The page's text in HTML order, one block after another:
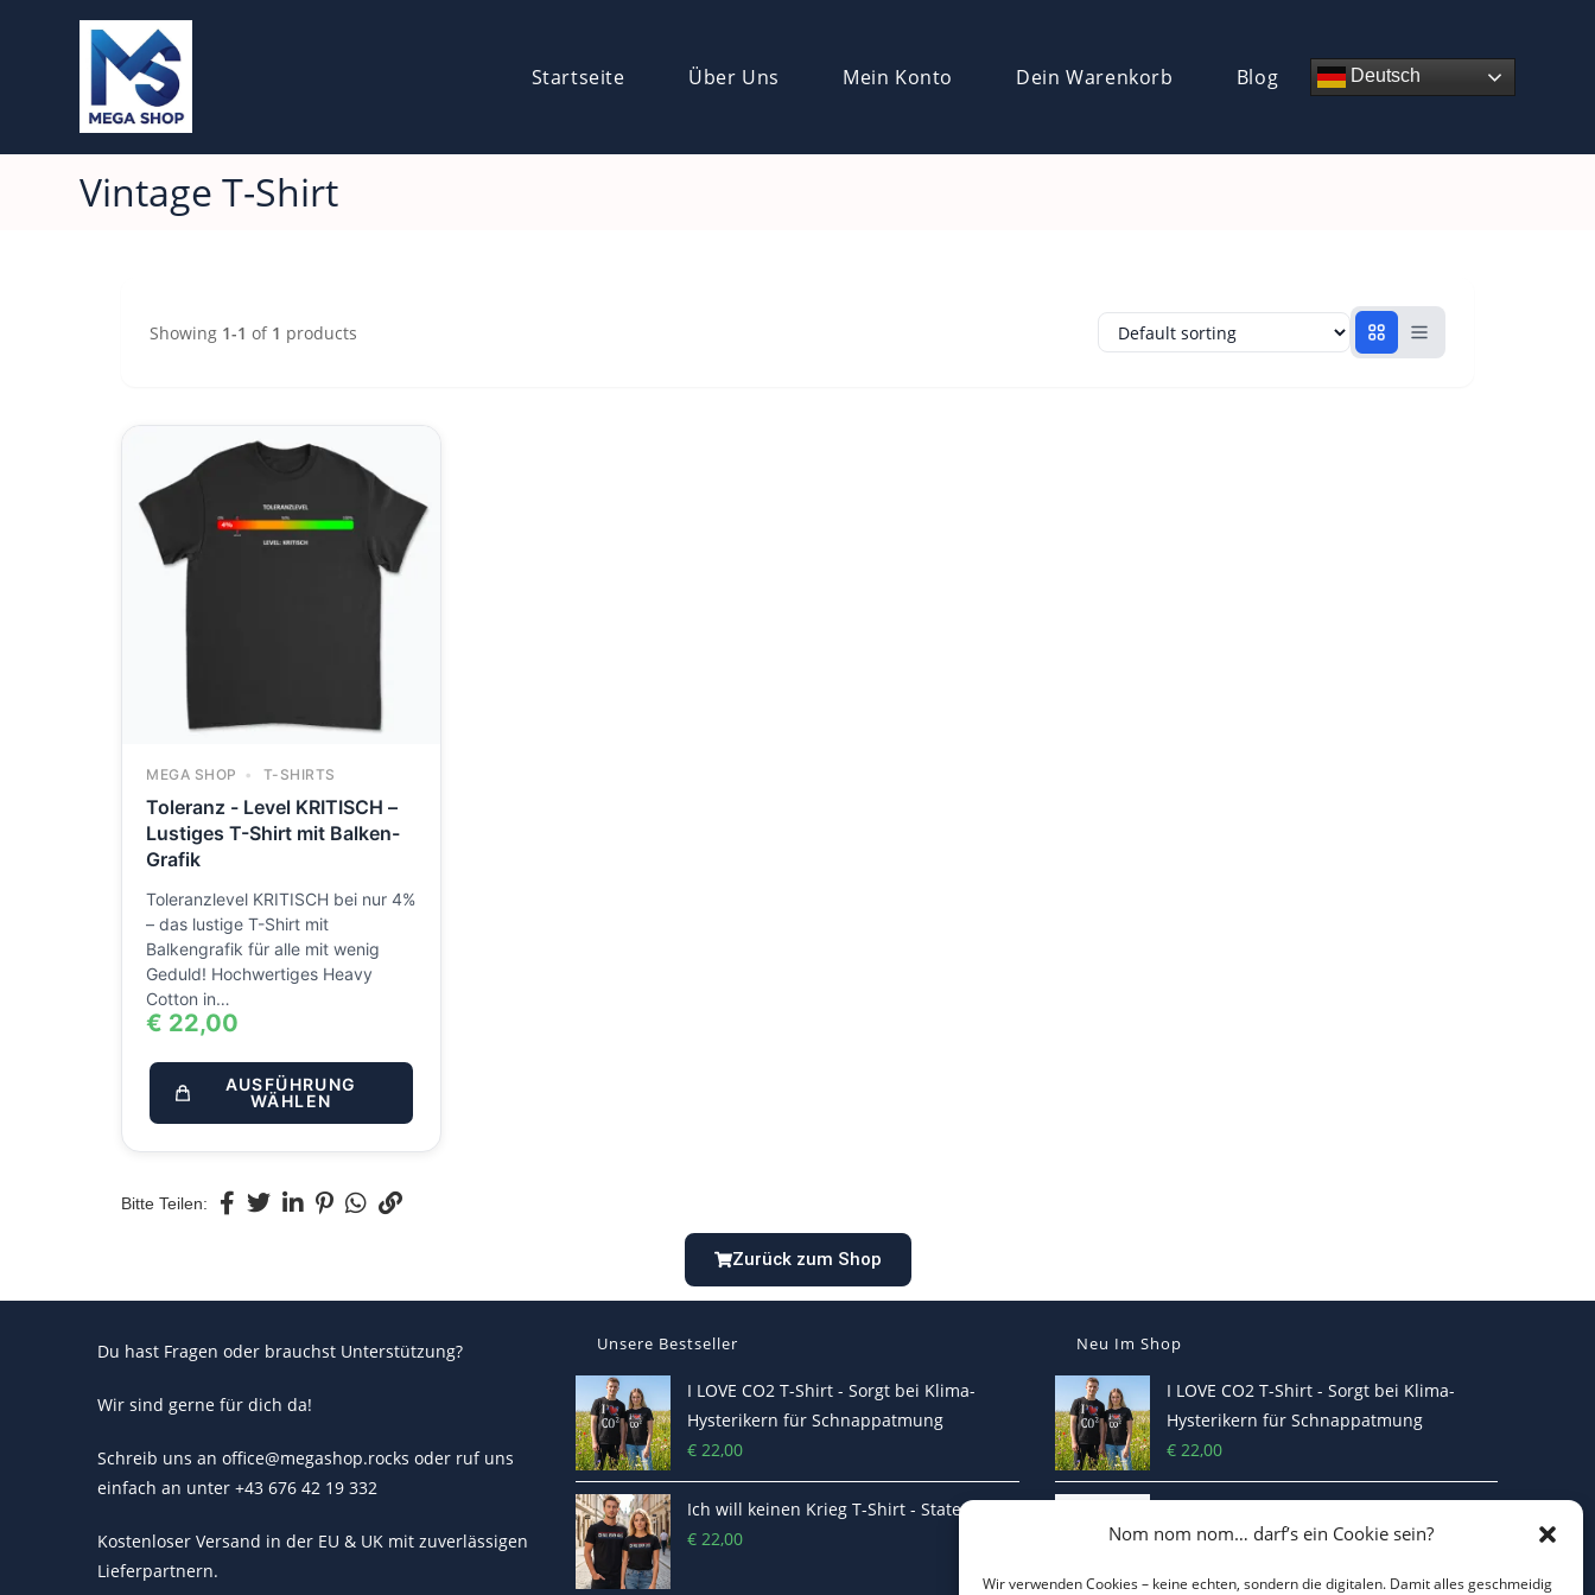
Nom nom nom… darf’s ein Cookie sein?
Wir verwenden Cookies – keine echten, sondern die digitalen. Damit alles geschmeidig
Deutsch
Startseite Über Uns Mein Konto Dein Warenkorb Blog
Vintage T-Shirt
Showing 1-1 of 1 products
MEGA SHOP T-SHIRTS
Toleranz - Level KRITISCH –
Lustiges T-Shirt mit Balken-
Grafik
Toleranzlevel KRITISCH bei nur 4%
– das lustige T-Shirt mit
Balkengrafik für alle mit wenig
Geduld! Hochwertiges Heavy
Cotton in…
€ 22,00
AUSFÜHRUNG
WÄHLEN
Bitte Teilen:
Zurück zum Shop
Du hast Fragen oder brauchst Unterstützung?
Wir sind gerne für dich da!
Schreib uns an office@megashop.rocks oder ruf uns
einfach an unter +43 676 42 19 332
Kostenloser Versand in der EU & UK mit zuverlässigen
Lieferpartnern.
Unsere Bestseller
I LOVE CO2 T-Shirt - Sorgt bei Klima-
Hysterikern für Schnappatmung
€ 22,00
Ich will keinen Krieg T-Shirt - Statement
€ 22,00
Neu Im Shop
I LOVE CO2 T-Shirt - Sorgt bei Klima-
Hysterikern für Schnappatmung
€22,00
€19,70